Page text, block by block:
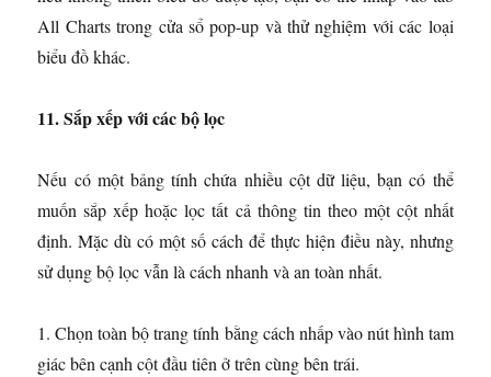
All Charts trong cửa sổ pop-up và thử nghiệm với các loại
biểu đồ khác.
11. Sắp xếp với các bộ lọc
Nếu có một bảng tính chứa nhiều cột dữ liệu, bạn có thể
muốn sắp xếp hoặc lọc tất cả thông tin theo một cột nhất
định. Mặc dù có một số cách để thực hiện điều này, nhưng
sử dụng bộ lọc vẫn là cách nhanh và an toàn nhất.
1. Chọn toàn bộ trang tính bằng cách nhấp vào nút hình tam
giác bên cạnh cột đầu tiên ở trên cùng bên trái.